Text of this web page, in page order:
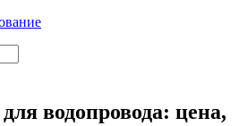
водопровода: цена,